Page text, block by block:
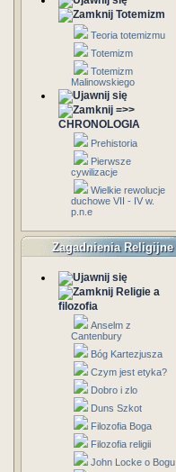
Totemizm
Teoria totemizmu
Totemizm
Totemizm
Malinowskiego
=>>
CHRONOLOGIA
Prehistoria
Pierwsze
cywilizacje
Wielkie rewolucje
duchowe VII - IV w.
p.n.e
Zagadnienia Religijne
Religie a
filozofia
Anselm z
Cantenbury
Bóg Kartezjusza
Czym jest etyka?
Dobro i zlo
Duns Szkot
Filozofia Boga
Filozofia religii
John Locke o Bogu